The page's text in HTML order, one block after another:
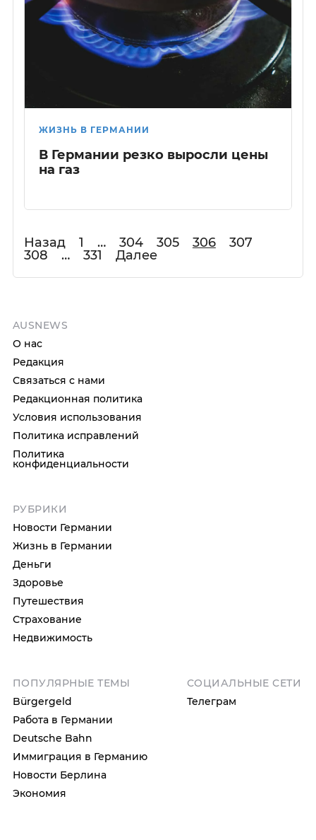
ЖИЗНЬ В ГЕРМАНИИ
В Германии резко выросли цены
на газ
Назад 1 … 304 305 306
307
308
… 331 Далее
AUSNEWS
О нас
Редакция
Связаться с нами
Редакционная политика
Условия использования
Политика исправлений
Политика
конфиденциальности
РУБРИКИ
Новости Германии
Жизнь в Германии
Деньги
Здоровье
Путешествия
Страхование
Недвижимость
ПОПУЛЯРНЫЕ ТЕМЫ
Bürgergeld
Работа в Германии
Deutsche Bahn
Иммиграция в Германию
Новости Берлина
Экономия
СОЦИАЛЬНЫЕ СЕТИ
Телеграм